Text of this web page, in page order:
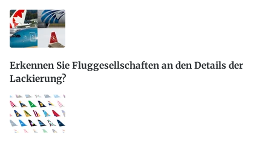
Erkennen Sie Fluggesellschaften an den Details der
Lackierung?